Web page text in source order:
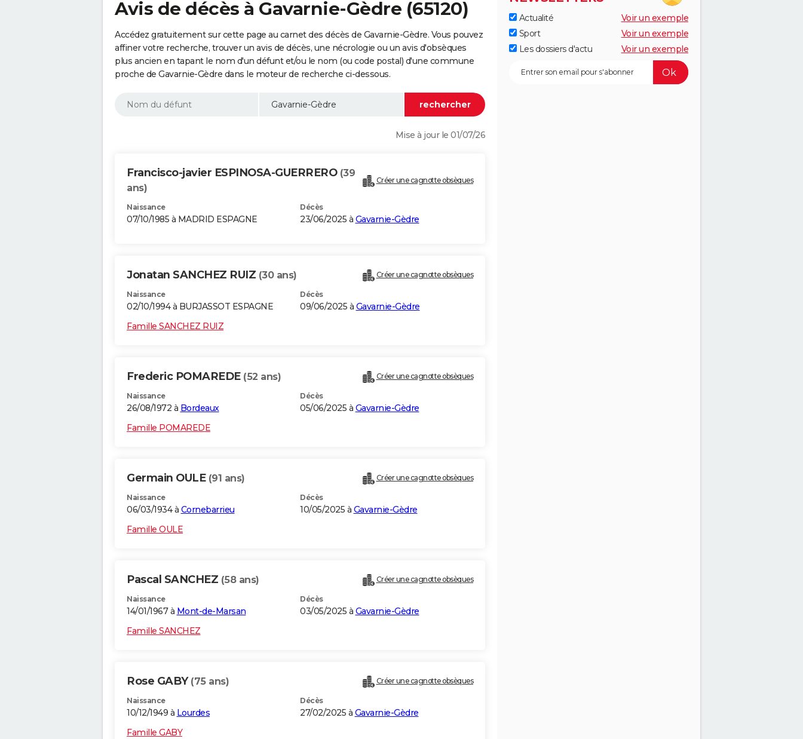
Avis de décès à Gavarnie-Gèdre (65120)
Accédez gratuitement sur cette page au carnet des décès de Gavarnie-Gèdre. Vous pouvez
affiner votre recherche, trouver un avis de décès, une nécrologie ou un avis d'obsèques
plus ancien en tapant le nom d'un défunt et/ou le nom (ou code postal) d'une commune
proche de Gavarnie-Gèdre dans le moteur de recherche ci-dessous.
Mise à jour le 01/07/26
Francisco-javier ESPINOSA-GUERRERO (39
ans)
Créer une cagnotte obsèques
Naissance
07/10/1985 à MADRID ESPAGNE
Décès
23/06/2025 à Gavarnie-Gèdre
Jonatan SANCHEZ RUIZ (30 ans) Créer une cagnotte obsèques
Naissance
02/10/1994 à BURJASSOT ESPAGNE
Décès
09/06/2025 à Gavarnie-Gèdre
Famille SANCHEZ RUIZ
Frederic POMAREDE (52 ans) Créer une cagnotte obsèques
Naissance
26/08/1972 à Bordeaux
Décès
05/06/2025 à Gavarnie-Gèdre
Famille POMAREDE
Germain OULE (91 ans) Créer une cagnotte obsèques
Naissance
06/03/1934 à Cornebarrieu
Décès
10/05/2025 à Gavarnie-Gèdre
Famille OULE
Pascal SANCHEZ (58 ans) Créer une cagnotte obsèques
Naissance
14/01/1967 à Mont-de-Marsan
Décès
03/05/2025 à Gavarnie-Gèdre
Famille SANCHEZ
Rose GABY (75 ans) Créer une cagnotte obsèques
Naissance
10/12/1949 à Lourdes
Décès
27/02/2025 à Gavarnie-Gèdre
Famille GABY
Actualité
Voir un exemple
Sport
Voir un exemple
Les dossiers d'actu
Voir un exemple